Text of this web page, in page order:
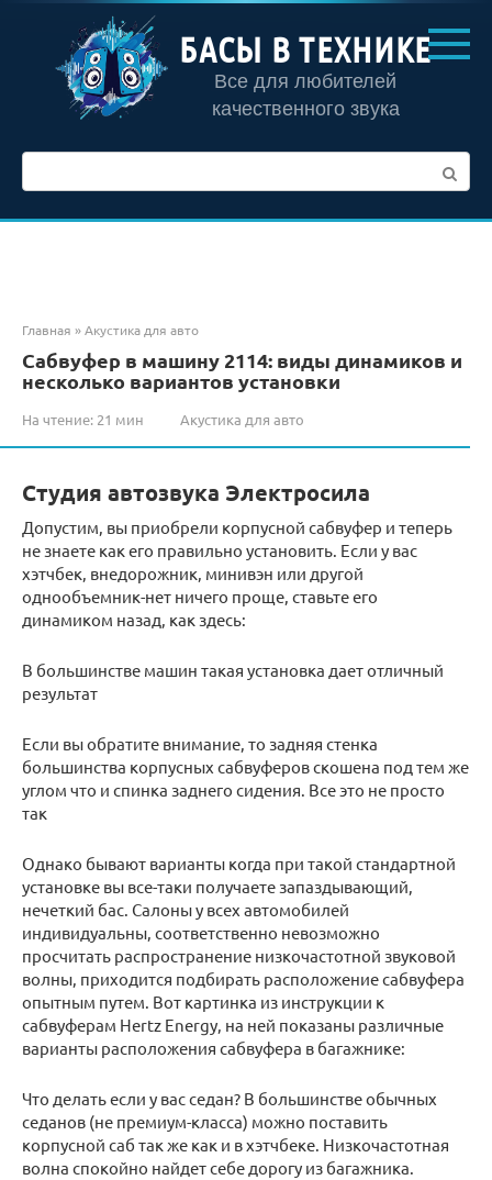
контенту
БАСЫ В ТЕХНИКЕ
Все для любителей
качественного звука
Главная »Акустика для авто
Сабвуфер в машину 2114: виды динамиков и
несколько вариантов установки
На чтение: 21 мин Акустика для авто
Студия автозвука Электросила
Допустим, вы приобрели корпусной сабвуфер и теперь
не знаете как его правильно установить. Если у вас
хэтчбек, внедорожник, минивэн или другой
однообъемник-нет ничего проще, ставьте его
динамиком назад, как здесь:
В большинстве машин такая установка дает отличный
результат
Если вы обратите внимание, то задняя стенка
большинства корпусных сабвуферов скошена под тем же
углом что и спинка заднего сидения. Все это не просто
так
Однако бывают варианты когда при такой стандартной
установке вы все-таки получаете запаздывающий,
нечеткий бас. Салоны у всех автомобилей
индивидуальны, соответственно невозможно
просчитать распространение низкочастотной звуковой
волны, приходится подбирать расположение сабвуфера
опытным путем. Вот картинка из инструкции к
сабвуферам Hertz Energy, на ней показаны различные
варианты расположения сабвуфера в багажнике:
Что делать если у вас седан? В большинстве обычных
седанов (не премиум-класса) можно поставить
корпусной саб так же как и в хэтчбеке. Низкочастотная
волна спокойно найдет себе дорогу из багажника.